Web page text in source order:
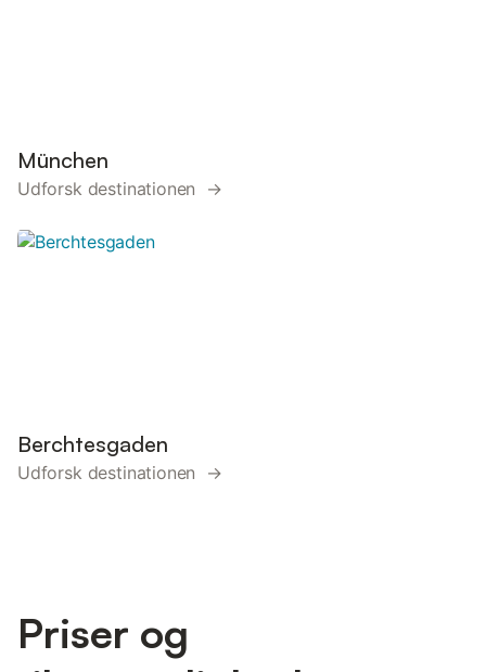
München
Udforsk destinationen →
Berchtesgaden
Udforsk destinationen →
Priser og